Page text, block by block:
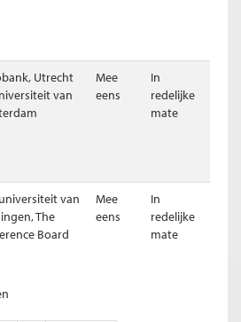
Resultaat per panellid stelling 4
van de top van ABN AMRO
bank reputatieschade berokkend.
Utrecht
van
Mee
eens
In
redelijke
mate
van
The
Board
Mee
eens
In
redelijke
mate